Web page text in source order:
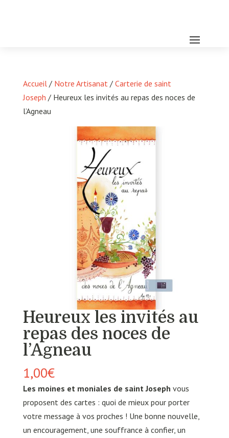
Accueil/ Notre Artisanat/ Carterie de saint
Joseph / Heureux les invités au repas des noces de
l’Agneau
Heureux les invités au
repas des noces de
l’Agneau
1,00€
Les moines et moniales de saint Joseph vous
proposent des cartes : quoi de mieux pour porter
votre message à vos proches ! Une bonne nouvelle,
un encouragement, une souffrance à confier, un